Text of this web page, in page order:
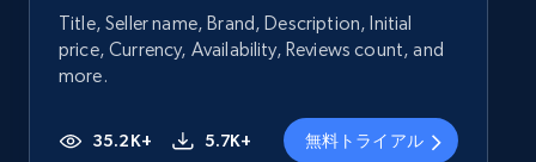
Title, Seller name, Brand, Description, Initial
price, Currency, Availability, Reviews count, and
more.
35.2K+ 5.7K+ 無料トライアル